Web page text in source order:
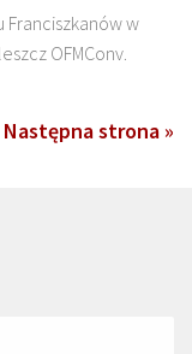
Franciszkanów w
OFMConv.
Następna strona »